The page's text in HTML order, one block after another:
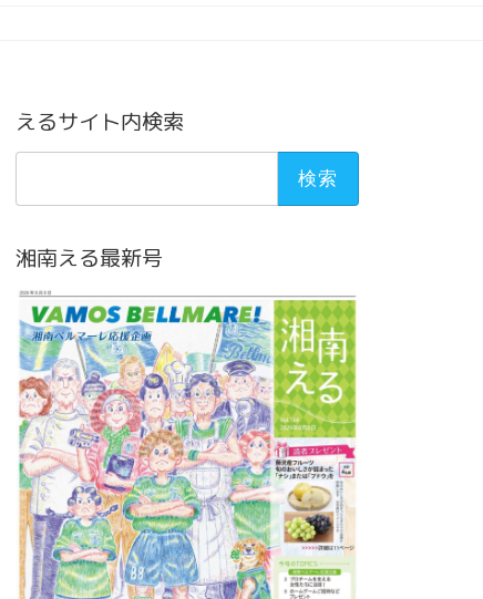
えるサイト内検索
湘南える最新号